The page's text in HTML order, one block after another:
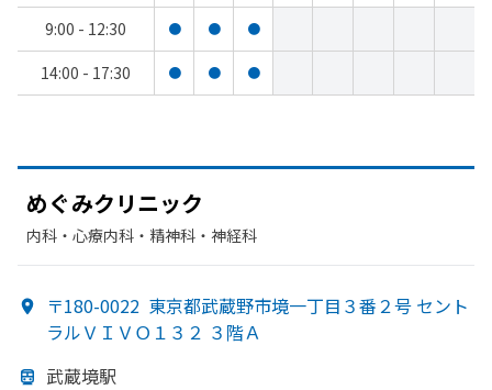
9:00 - 12:30
● ● ●
14:00 - 17:30 ● ● ●
めぐみクリニック
内科・​心療内科・​精神科・神経科
〒180-0022 東京都武蔵野市境一丁目３番２号 セント
ラルＶＩＶＯ１３２ ３階Ａ
武蔵境駅